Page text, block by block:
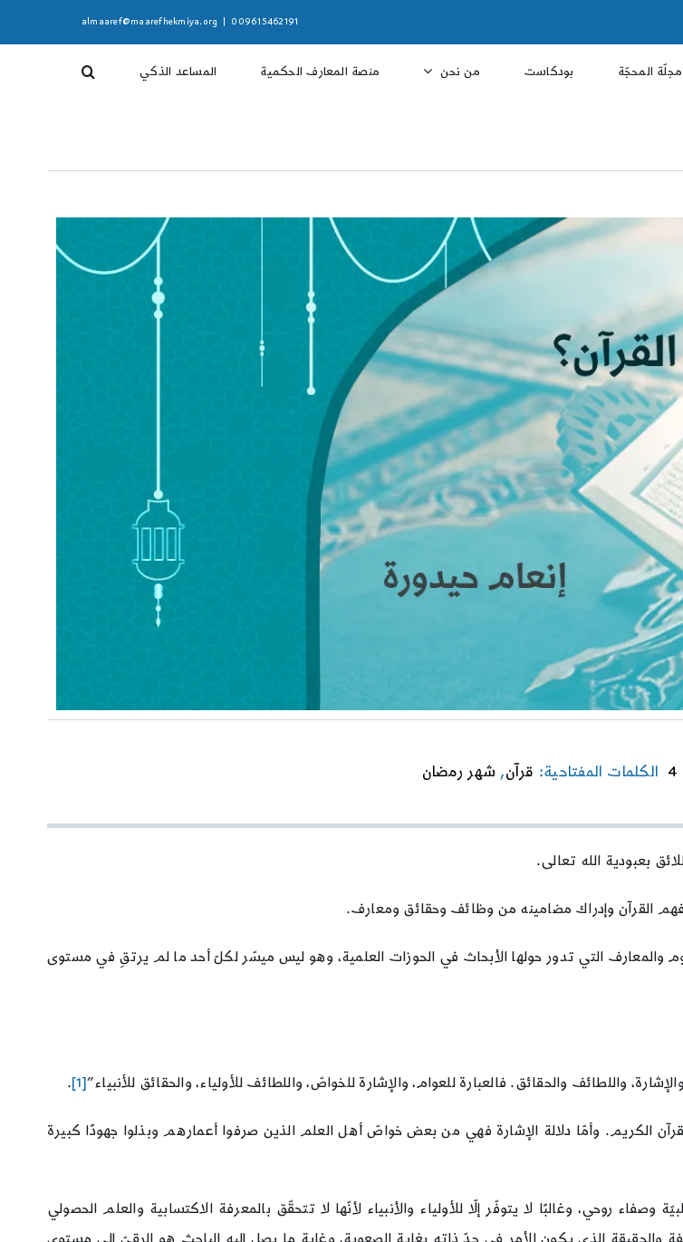
009615462191
almaaref@maarefhekmiya.org
مجلّة المحجّة بودكاست من نحن منصة المعارف الحكمية المساعد الذكي
on
القرآن
الكلمات المفتاحية: قرآن, شهر رمضان
بعبودية الله تعالى.
فهم القرآن وإدراك مضامينه من وظائف وحقائق ومعارف.
والمعارف التي تدور حولها الأبحاث في الحوزات العلمية، وهو ليس ميسّر لكلّ أحد ما لم يرتقِ في مستوى
واللطائف والحقائق. فالعبارة للعوام، والإشارة للخواصّ، واللطائف للأولياء، والحقائق للأنبياء”[1]
.
الكريم. وأمّا دلالة الإشارة فهي من بعض خواصّ أهل العلم الذين صرفوا أعمارهم وبذلوا جهودًا كبيرة
روحي، وغالبًا لا يتوفّر إلّا للأولياء والأنبياء لأنّها لا تتحقّق بالمعرفة الاكتسابية والعلم الحصولي